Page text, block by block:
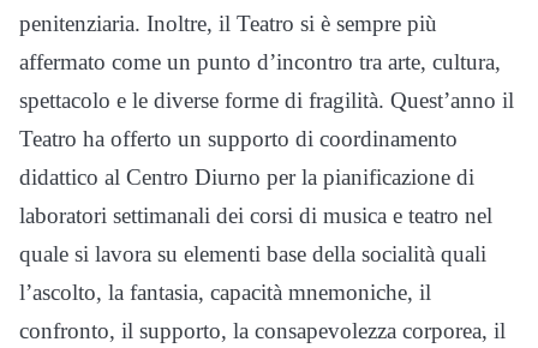
penitenziaria. Inoltre, il Teatro si è sempre più
affermato come un punto d’incontro tra arte, cultura,
spettacolo e le diverse forme di fragilità. Quest’anno il
Teatro ha offerto un supporto di coordinamento
didattico al Centro Diurno per la pianificazione di
laboratori settimanali dei corsi di musica e teatro nel
quale si lavora su elementi base della socialità quali
l’ascolto, la fantasia, capacità mnemoniche, il
confronto, il supporto, la consapevolezza corporea, il